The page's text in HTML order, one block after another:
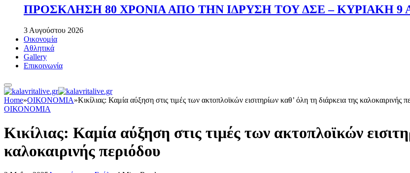
ΠΡΟΣΚΛΗΣΗ 80 ΧΡΟΝΙΑ ΑΠΟ ΤΗΝ ΙΔΡΥΣΗ ΤΟΥ ΔΣΕ – ΚΥΡΙΑΚΗ 9
3 Αυγούστου 2026
Οικονομία
Αθλητικά
Gallery
Επικοινωνία
Home»ΟΙΚΟΝΟΜΙΑ»Κικίλιας: Καμία αύξηση στις τιμές των ακτοπλοϊκών εισιτηρίων καθ’ όλη τη διάρκεια της καλοκαιρινής
ΟΙΚΟΝΟΜΙΑ
Κικίλιας: Καμία αύξηση στις τιμές των ακτοπλοϊκών
καλοκαιρινής περιόδου